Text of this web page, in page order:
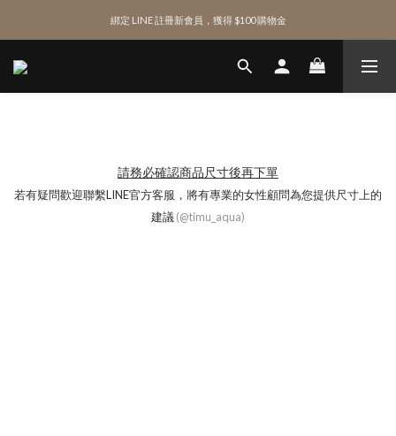
綁定 LINE 註冊新會員，獲得 $100 購物金
綁定 LINE 註冊新會員，獲得 $100 購物金
◼︎ 新品單筆滿額贈 ｜TIMU 輕透夏日泳圈 🔅
請務必確認商品尺寸後再下單
若有疑問歡迎聯繫LINE官方客服，將有專業的女性顧問為您提供尺寸上的
建議 (@timu_aqua)